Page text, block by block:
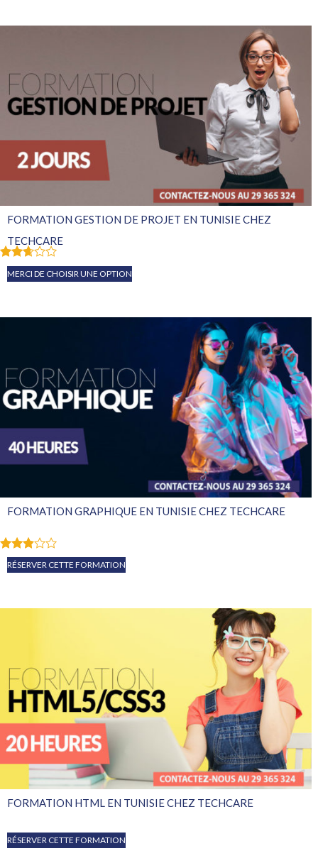
FORMATION GESTION DE PROJET EN TUNISIE CHEZ
TECHCARE
Note
2.60
MERCI DE CHOISIR UNE OPTION
FORMATION GRAPHIQUE EN TUNISIE CHEZ TECHCARE
Note
2.77
RÉSERVER CETTE FORMATION
FORMATION HTML EN TUNISIE CHEZ TECHCARE
RÉSERVER CETTE FORMATION